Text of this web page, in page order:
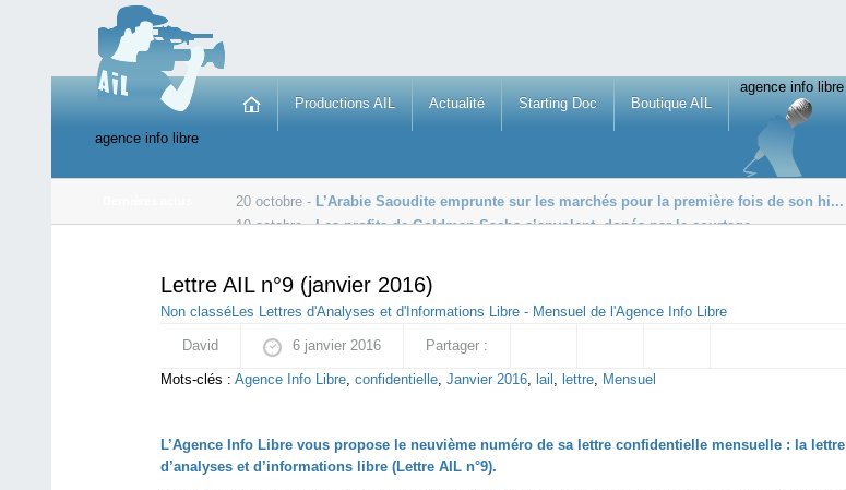
agence info libre
Productions AIL Actualité Starting Doc Boutique AIL
agence info libre
20 octobre - L’Arabie Saoudite emprunte sur les marchés pour la première fois de son hi...
19 octobre -Les profits de Goldman Sachs s’envolent, dopés par le courtage
Lettre AIL n°9 (janvier 2016)
Non classéLes Lettres d'Analyses et d'Informations Libre - Mensuel de l'Agence Info Libre
David 6 janvier 2016 Partager :
Mots-clés : Agence Info Libre, confidentielle, Janvier 2016, lail , lettre, Mensuel
L’Agence Info Libre vous propose le neuvième numéro de sa lettre confidentielle mensuelle : la lettre
d’analyses et d’informations libre (Lettre AIL n°9).